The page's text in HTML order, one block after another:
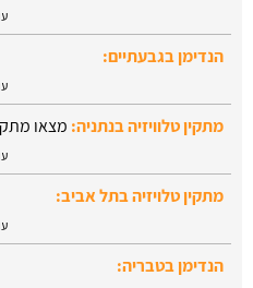
מתקין טלוויזיה בנתניה:
מתקין טלויזיה בתל אביב:
הנדימן בטבריה:
הנדימן בראש העין: